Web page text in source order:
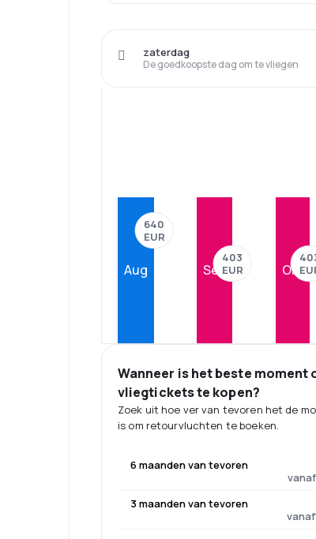
De goedkoopste dag om te vliegen
zaterdag
Aug
640
EUR
Sep
403
EUR
Okt
Wanneer is het beste moment
vliegtickets te kopen?
Zoek uit hoe ver van tevoren het de
is om retourvluchten te boeken.
6 maanden van tevoren
vanaf
3 maanden van tevoren
vanaf